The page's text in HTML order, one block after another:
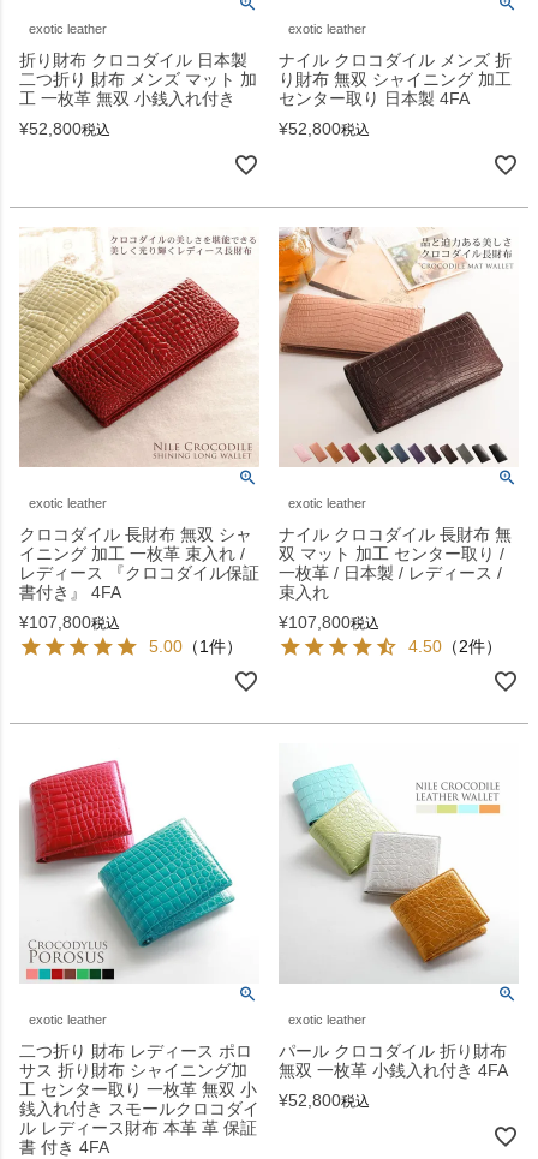
exotic leather
折り財布 クロコダイル 日本製
二つ折り 財布 メンズ マット 加
工 一枚革 無双 小銭入れ付き
¥52,800税込
exotic leather
ナイル クロコダイル メンズ 折
り財布 無双 シャイニング 加工
センター取り 日本製 4FA
¥52,800税込
exotic leather
クロコダイル 長財布 無双 シャ
イニング 加工 一枚革 束入れ /
レディース 『クロコダイル保証
書付き』 4FA
¥107,800税込
5.00 （1件）
exotic leather
ナイル クロコダイル 長財布 無
双 マット 加工 センター取り /
一枚革 / 日本製 / レディース /
束入れ
¥107,800税込
4.50 （2件）
exotic leather
二つ折り 財布 レディース ポロ
サス 折り財布 シャイニング加
工 センター取り 一枚革 無双 小
銭入れ付き スモールクロコダイ
ル レディース財布 本革 革 保証
書 付き 4FA
exotic leather
パール クロコダイル 折り財布
無双 一枚革 小銭入れ付き 4FA
¥52,800税込